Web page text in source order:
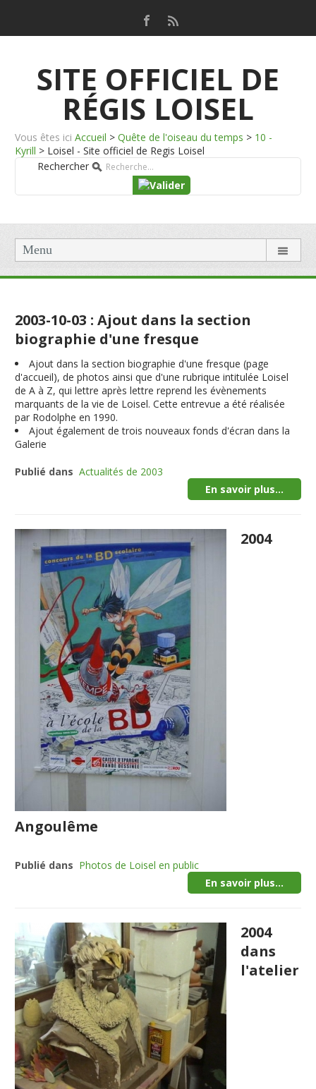
SITE OFFICIEL DE
RÉGIS LOISEL
Vous êtes ici Accueil > Quête de l'oiseau du temps > 10 -
Kyrill > Loisel - Site officiel de Regis Loisel
Rechercher
Menu
2003-10-03 : Ajout dans la section
biographie d'une fresque
Ajout dans la section biographie d'une fresque (page
d'accueil), de photos ainsi que d'une rubrique intitulée Loisel
de A à Z, qui lettre après lettre reprend les évènements
marquants de la vie de Loisel. Cette entrevue a été réalisée
par Rodolphe en 1990.
Ajout également de trois nouveaux fonds d'écran dans la
Galerie
Publié dans Actualités de 2003
En savoir plus...
2004
Angoulême
Publié dans Photos de Loisel en public
En savoir plus...
2004
dans
l'atelier